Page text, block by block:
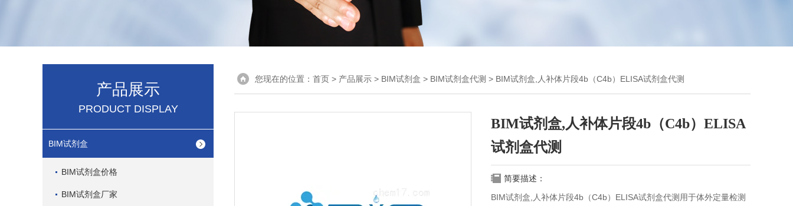
产品展示
PRODUCT DISPLAY
BIM试剂盒
BIM试剂盒价格
BIM试剂盒厂家
您现在的位置： 首页 > 产品展示 > BIM试剂盒 > BIM试剂盒代测 > BIM试剂盒,人补体片段4b（C4b）ELISA试剂盒代测
BIM试剂盒,人补体片段4b（C4b）ELISA
试剂盒代测
简要描述：
BIM试剂盒,人补体片段4b（C4b）ELISA试剂盒代测用于体外定量检测